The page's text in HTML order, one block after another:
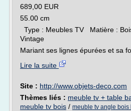
689,00 EUR
55.00 cm
Type : Meubles TV Matière :
Vintage
Mariant ses lignes épurées et sa
Lire la suite
Site : http://www.objets-deco.com
Thèmes liés : meuble tv + table
meuble tv bois / meuble tv angle bois